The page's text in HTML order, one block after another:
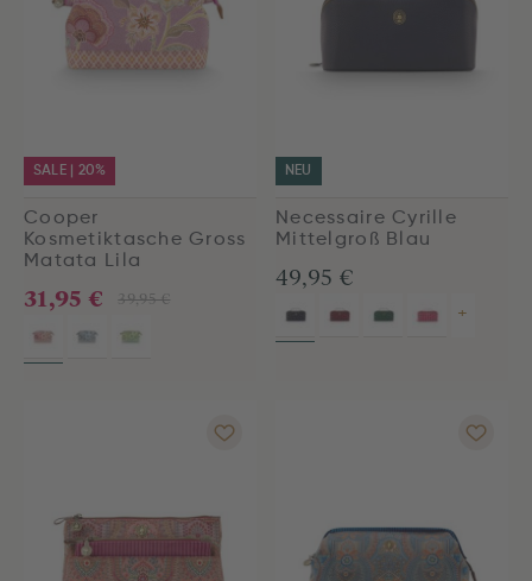
SALE | 20%
Cooper
Kosmetiktasche Gross
Matata Lila
39,95 €
31,95 €
NEU
Necessaire Cyrille
Mittelgroß Blau
49,95 €
+